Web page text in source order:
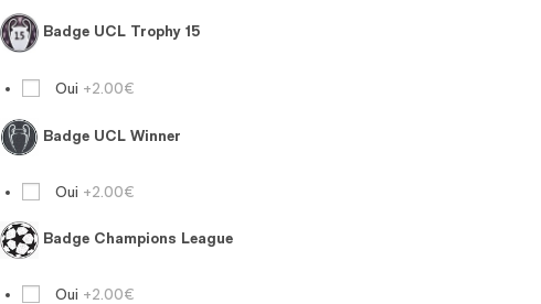
Badge UCL Trophy 15
Oui +2.00€
Badge UCL Winner
Oui +2.00€
Badge Champions League
Oui +2.00€